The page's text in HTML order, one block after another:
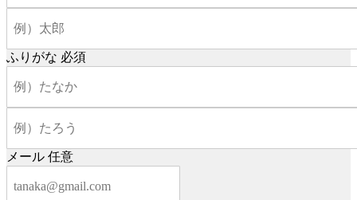
ふりがな 必須
メール 任意